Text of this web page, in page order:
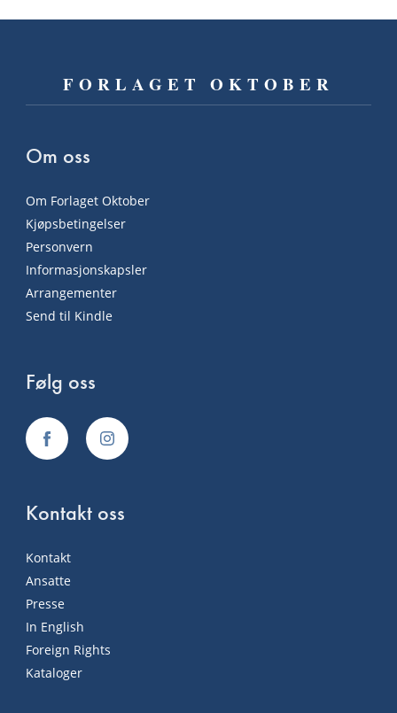
FORLAGET OKTOBER
Om oss
Om Forlaget Oktober
Kjøpsbetingelser
Personvern
Informasjonskapsler
Arrangementer
Send til Kindle
Følg oss
Kontakt oss
Kontakt
Ansatte
Presse
In English
Foreign Rights
Kataloger